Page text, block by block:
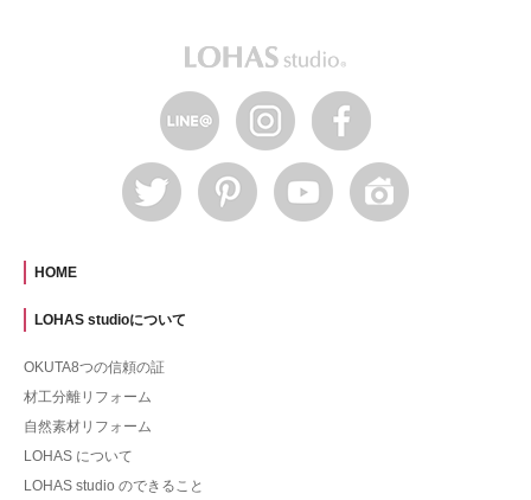
HOME
LOHAS studioについて
OKUTA8つの信頼の証
材工分離リフォーム
自然素材リフォーム
LOHAS について
LOHAS studio のできること